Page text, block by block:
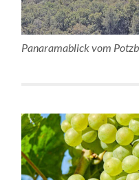
Panaramablick vom